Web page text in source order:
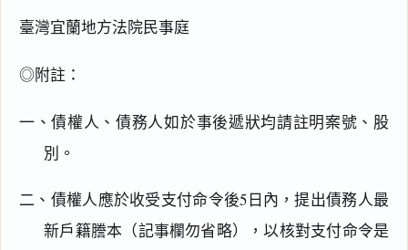
臺灣宜蘭地方法院民事庭
◎附註：
一、債權人、債務人如於事後遞狀均請註明案號、股
別。
二、債權人應於收受支付命令後5日內，提出債務人最
新戶籍謄本（記事欄勿省略），以核對支付命令是